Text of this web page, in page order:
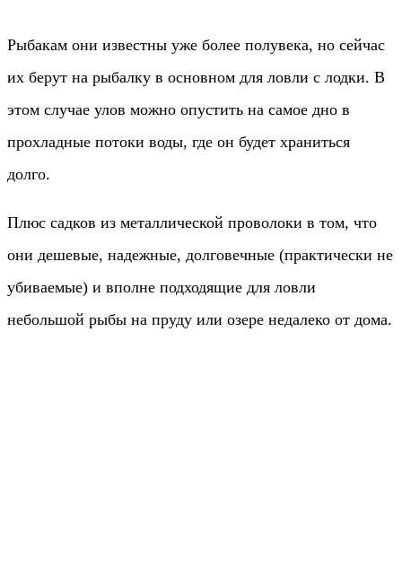
Рыбакам они известны уже более полувека, но сейчас
их берут на рыбалку в основном для ловли с лодки. В
этом случае улов можно опустить на самое дно в
прохладные потоки воды, где он будет храниться
долго.
Плюс садков из металлической проволоки в том, что
они дешевые, надежные, долговечные (практически не
убиваемые) и вполне подходящие для ловли
небольшой рыбы на пруду или озере недалеко от дома.